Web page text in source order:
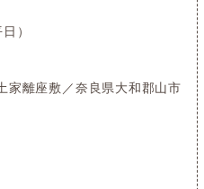
）
離座敷／奈良県大和郡山市